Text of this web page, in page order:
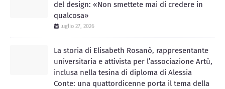
del design: «Non smettete mai di credere in
qualcosa»
luglio 27, 2026
La storia di Elisabeth Rosanò, rappresentante
universitaria e attivista per l’associazione Artù,
inclusa nella tesina di diploma di Alessia
Conte: una quattordicenne porta il tema della